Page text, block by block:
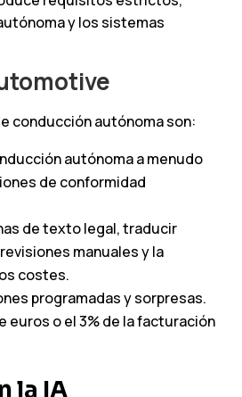
y los sistemas
conducción autónoma son:
autónoma a menudo
de conformidad
de texto legal, traducir
manuales y la
costes.
programadas y sorpresas.
euros o el 3% de la facturación
la IA